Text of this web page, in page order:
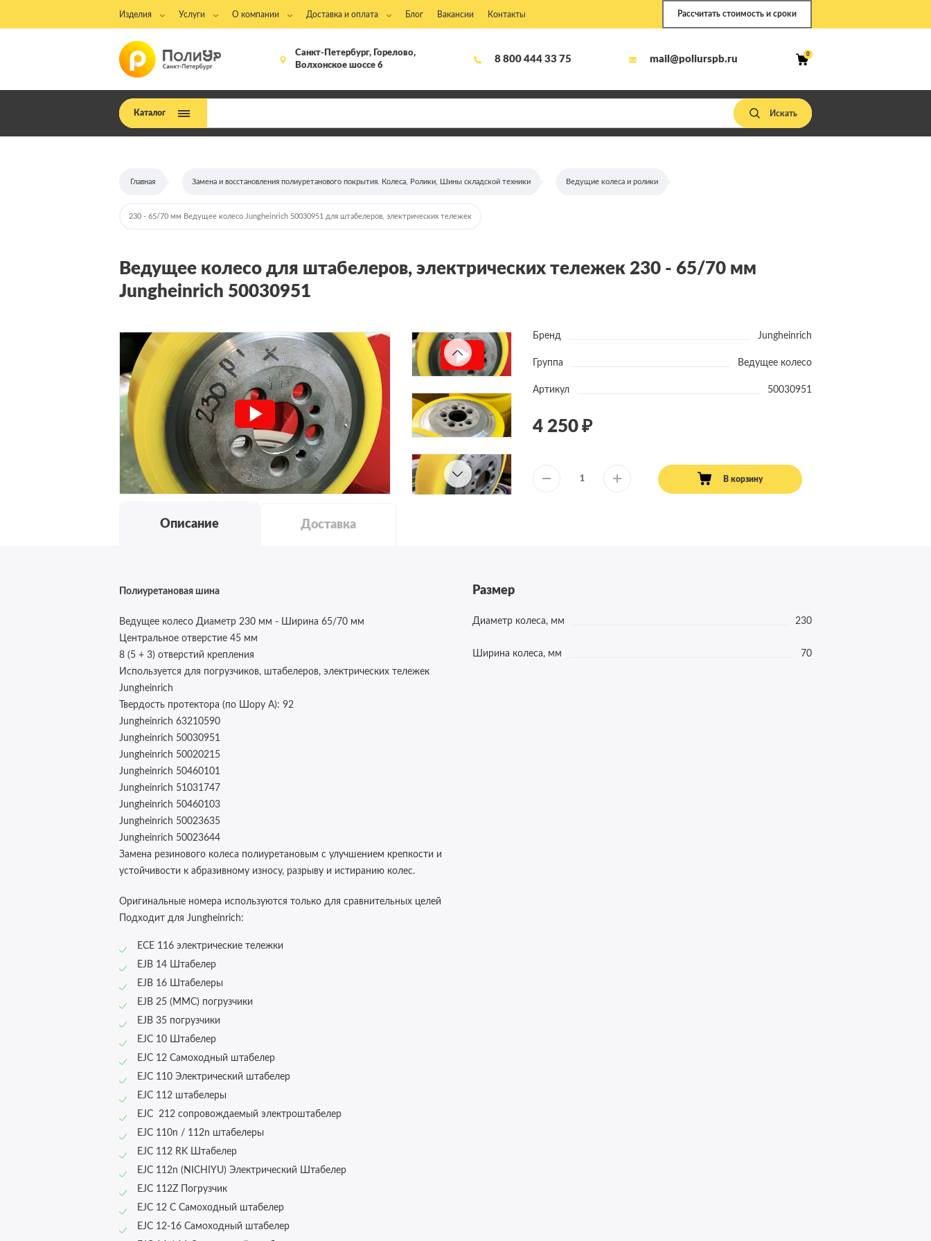
Рассчитать стоимость и сроки
Изделия Услуги О компании Доставка и оплата Блог Вакансии Контакты
Санкт-Петербург, Горелово,
Волхонское шоссе 6
8 800 444 33 75 mail@poliurspb.ru 0
Каталог
Главная Замена и восстановления полиуретанового покрытия. Колеса, Ролики, Шины складской техники Ведущие колеса и ролики
230 - 65/70 мм Ведущее колесо Jungheinrich 50030951 для штабелеров, электрических тележек
Ведущее колесо для штабелеров, электрических тележек 230 - 65/70 мм
Jungheinrich 50030951
Бренд Jungheinrich
Группа Ведущее колесо
Артикул 50030951
4 250
В корзину
Описание Доставка
Полиуретановая шина
Ведущее колесо Диаметр 230 мм - Ширина 65/70 мм
Центральное отверстие 45 мм
8 (5 + 3) отверстий крепления
Используется для погрузчиков, штабелеров, электрических тележек
Jungheinrich
Твердость протектора (по Шору А): 92
Jungheinrich 63210590
Jungheinrich 50030951
Jungheinrich 50020215
Jungheinrich 50460101
Jungheinrich 51031747
Jungheinrich 50460103
Jungheinrich 50023635
Jungheinrich 50023644
Замена резинового колеса полиуретановым с улучшением крепкости и
устойчивости к абразивному износу, разрыву и истиранию колес.
Оригинальные номера используются только для сравнительных целей
Подходит для Jungheinrich:
ECE 116 электрические тележки
EJB 14 Штабелер
EJB 16 Штабелеры
EJB 25 (MMC) погрузчики
EJB 35 погрузчики
EJC 10 Штабелер
EJC 12 Самоходный штабелер
EJC 110 Электрический штабелер
EJC 112 штабелеры
EJC 212 сопровождаемый электроштабелер
EJC 110n / 112n штабелеры
EJC 112 RK Штабелер
EJC 112n (NICHIYU) Электрический Штабелер
EJC 112Z Погрузчик
EJC 12 C Самоходный штабелер
EJC 12-16 Самоходный штабелер
Размер
Диаметр колеса, мм 230
Ширина колеса, мм 70